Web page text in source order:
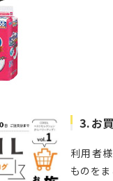
3.お
利用者
ものをま